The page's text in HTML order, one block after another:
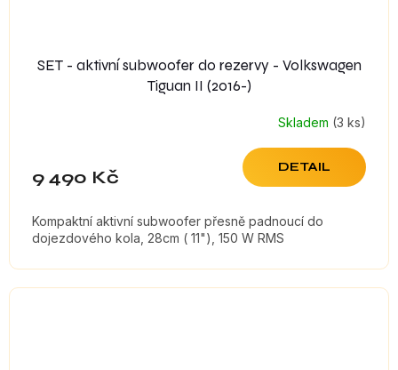
SET - aktivní subwoofer do rezervy - Volkswagen
Tiguan II (2016-)
Skladem (3 ks)
9 490 Kč DETAIL
Kompaktní aktivní subwoofer přesně padnoucí do
dojezdového kola, 28cm ( 11"), 150 W RMS